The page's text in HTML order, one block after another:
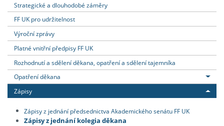
Strategické a dlouhodobé záměry
FF UK pro udržitelnost
Výroční zprávy
Platné vnitřní předpisy FF UK
Rozhodnutí a sdělení děkana, opatření a sdělení tajemníka
Opatření děkana
Zápisy
Zápisy z jednání předsednictva Akademického senátu FF UK
Zápisy z jednání kolegia děkana